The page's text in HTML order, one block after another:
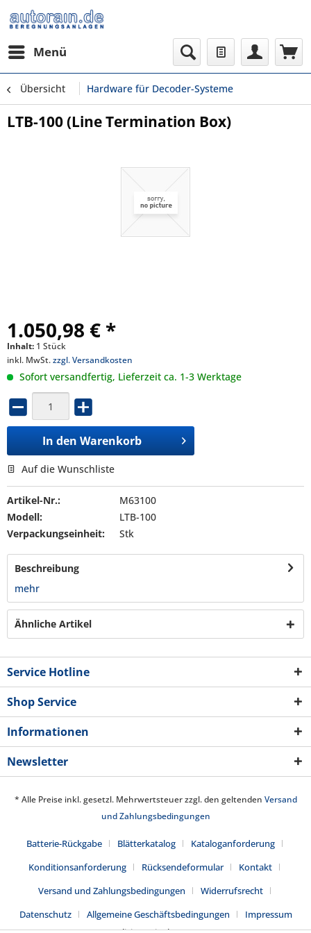
Menü
Übersicht Hardware für Decoder-Systeme
LTB-100 (Line Termination Box)
1.050,98 € *
Inhalt: 1 Stück
inkl. MwSt.zzgl. Versandkosten
Sofort versandfertig, Lieferzeit ca. 1-3 Werktage
In den Warenkorb
Auf die Wunschliste
Artikel-Nr.:
M63100
Modell:
LTB-100
Verpackungseinheit:
Stk
Beschreibung
mehr
Ähnliche Artikel
Service Hotline
Shop Service
Informationen
Newsletter
* Alle Preise inkl. gesetzl. Mehrwertsteuer zzgl. den geltenden Versand
und Zahlungsbedingungen
Batterie-Rückgabe Blätterkatalog
Kataloganforderung
Konditionsanforderung
Rücksendeformular
Kontakt
Versand und Zahlungsbedingungen
Widerrufsrecht
Datenschutz
Allgemeine Geschäftsbedingungen
Impressum